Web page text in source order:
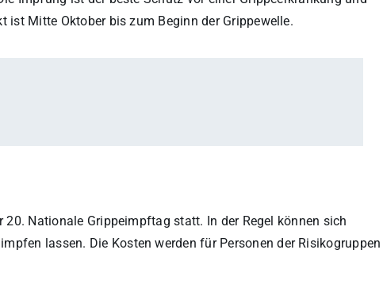
Mitte Oktober bis zum Beginn der Grippewelle.
Nationale Grippeimpftag statt. In der Regel können sich
lassen. Die Kosten werden für Personen der Risikogruppen